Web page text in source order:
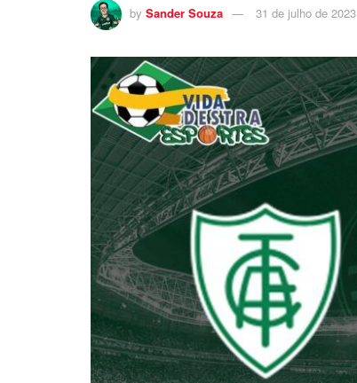
by Sander Souza 31 de julho de 2023